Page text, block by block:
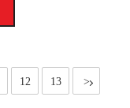
12 13 >